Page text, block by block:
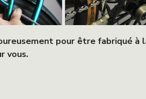
pour être fabriqué à
vous.